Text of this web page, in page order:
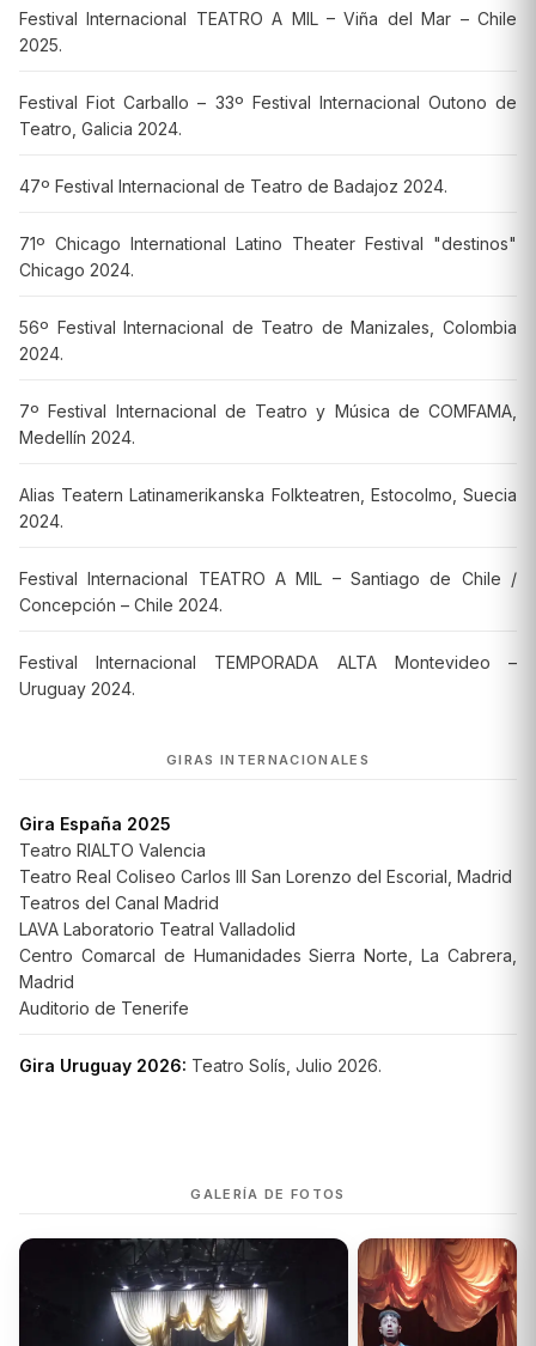
Festival Internacional TEATRO A MIL – Viña del Mar – Chile
2025.
Festival Fiot Carballo – 33º Festival Internacional Outono de
Teatro, Galicia 2024.
47º Festival Internacional de Teatro de Badajoz 2024.
71º Chicago International Latino Theater Festival "destinos"
Chicago 2024.
56º Festival Internacional de Teatro de Manizales, Colombia
2024.
7º Festival Internacional de Teatro y Música de COMFAMA,
Medellín 2024.
Alias Teatern Latinamerikanska Folkteatren, Estocolmo, Suecia
2024.
Festival Internacional TEATRO A MIL – Santiago de Chile /
Concepción – Chile 2024.
Festival Internacional TEMPORADA ALTA Montevideo –
Uruguay 2024.
GIRAS INTERNACIONALES
Gira España 2025
Teatro RIALTO Valencia
Teatro Real Coliseo Carlos III San Lorenzo del Escorial, Madrid
Teatros del Canal Madrid
LAVA Laboratorio Teatral Valladolid
Centro Comarcal de Humanidades Sierra Norte, La Cabrera,
Madrid
Auditorio de Tenerife
Gira Uruguay 2026: Teatro Solís, Julio 2026.
GALERÍA DE FOTOS